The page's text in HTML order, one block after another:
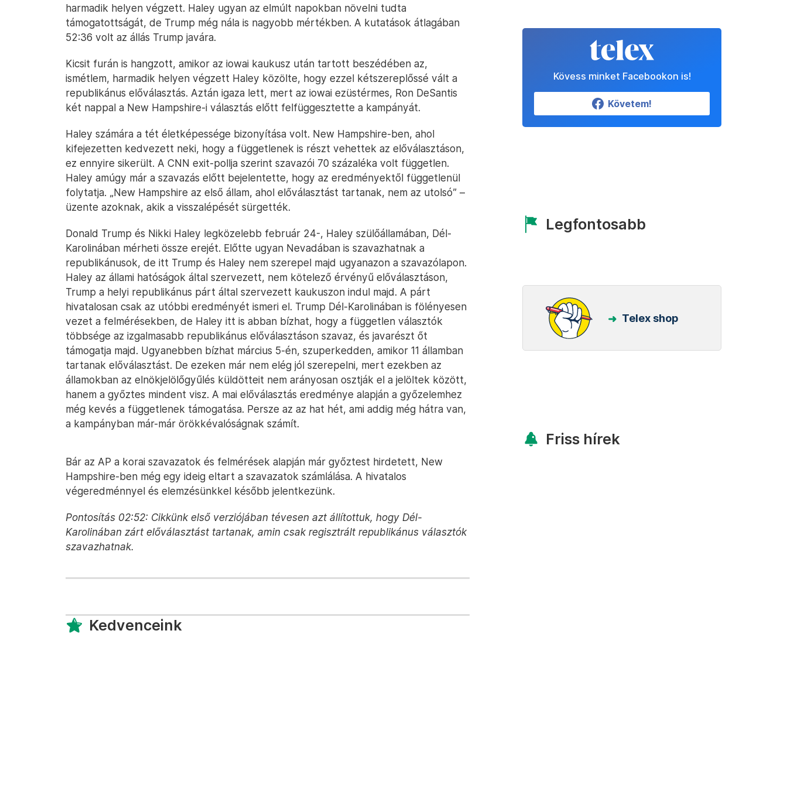
harmadik helyen végzett. Haley ugyan az elmúlt napokban növelni tudta
támogatottságát, de Trump még nála is nagyobb mértékben. A kutatások átlagában
52:36 volt az állás Trump javára.
Kicsit furán is hangzott, amikor az iowai kaukusz után tartott beszédében az,
ismétlem, harmadik helyen végzett Haley közölte, hogy ezzel kétszereplőssé vált a
republikánus előválasztás. Aztán igaza lett, mert az iowai ezüstérmes, Ron DeSantis
két nappal a New Hampshire-i választás előtt felfüggesztette a kampányát.
Haley számára a tét életképessége bizonyítása volt. New Hampshire-ben, ahol
kifejezetten kedvezett neki, hogy a függetlenek is részt vehettek az előválasztáson,
ez ennyire sikerült. A CNN exit-pollja szerint szavazói 70 százaléka volt független.
Haley amúgy már a szavazás előtt bejelentette, hogy az eredményektől függetlenül
folytatja. „New Hampshire az első állam, ahol előválasztást tartanak, nem az utolsó” –
üzente azoknak, akik a visszalépését sürgették.
Donald Trump és Nikki Haley legközelebb február 24-, Haley szülőállamában, Dél-
Karolinában mérheti össze erejét. Előtte ugyan Nevadában is szavazhatnak a
republikánusok, de itt Trump és Haley nem szerepel majd ugyanazon a szavazólapon.
Haley az állami hatóságok által szervezett, nem kötelező érvényű előválasztáson,
Trump a helyi republikánus párt által szervezett kaukuszon indul majd. A párt
hivatalosan csak az utóbbi eredményét ismeri el. Trump Dél-Karolinában is fölényesen
vezet a felmérésekben, de Haley itt is abban bízhat, hogy a független választók
többsége az izgalmasabb republikánus előválasztáson szavaz, és javarészt őt
támogatja majd. Ugyanebben bízhat március 5-én, szuperkedden, amikor 11 államban
tartanak előválasztást. De ezeken már nem elég jól szerepelni, mert ezekben az
államokban az elnökjelölőgyűlés küldötteit nem arányosan osztják el a jelöltek között,
hanem a győztes mindent visz. A mai előválasztás eredménye alapján a győzelemhez
még kevés a függetlenek támogatása. Persze az az hat hét, ami addig még hátra van,
a kampányban már-már örökkévalóságnak számít.
Bár az AP a korai szavazatok és felmérések alapján már győztest hirdetett, New
Hampshire-ben még egy ideig eltart a szavazatok számlálása. A hivatalos
végeredménnyel és elemzésünkkel később jelentkezünk.
Pontosítás 02:52: Cikkünk első verziójában tévesen azt állítottuk, hogy Dél-
Karolinában zárt előválasztást tartanak, amin csak regisztrált republikánus választók
szavazhatnak.
Kedvenceink
Kövess minket Facebookon is!
Követem!
Legfontosabb
Telex shop
Friss hírek